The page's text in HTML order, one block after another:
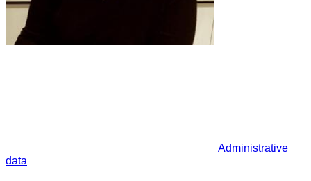
Administrative
data